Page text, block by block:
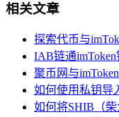
相关文章
探索代币与
IAB链通
聚币网与
如何使用私钥导
如何将SHIB（